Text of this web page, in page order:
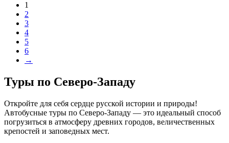
1
2
3
4
5
6
→
Туры по Северо-Западу
Откройте для себя сердце русской истории и природы!
Автобусные туры по Северо-Западу — это идеальный способ
погрузиться в атмосферу древних городов, величественных
крепостей и заповедных мест.